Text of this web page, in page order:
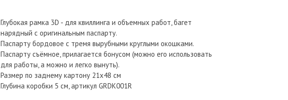
Глубокая рамка 3D - для квиллинга и объемных работ, багет
нарядный с оригинальным паспарту.
Паспарту бордовое с тремя вырубными круглыми окошками.
Паспарту съёмное, прилагается бонусом (можно его использовать
для работы, а можно и легко вынуть).
Размер по заднему картону 21х48 см
Глубина коробки 5 см, артикул GRDK001R